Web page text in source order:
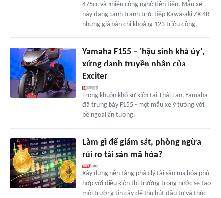
475cc và nhiều công nghệ tiên tiến. Mẫu xe
này đang cạnh tranh trực tiếp Kawasaki ZX-4R
nhưng giá bán chỉ khoảng 123 triệu đồng.
Yamaha F155 – 'hậu sinh khả úy',
xứng danh truyền nhân của
Exciter
Trong khuôn khổ sự kiện tại Thái Lan, Yamaha
đã trưng bày F155 - một mẫu xe ý tưởng với
bề ngoài ấn tượng.
Làm gì để giám sát, phòng ngừa
rủi ro tài sản mã hóa?
Xây dựng nền tảng pháp lý tài sản mã hóa phù
hợp với điều kiện thị trường trong nước sẽ tạo
môi trường tin cậy để thu hút đầu tư và thúc